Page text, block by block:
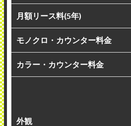
月額リース料(5年)
モノクロ・カウンター料金
カラー・カウンター料金
外観